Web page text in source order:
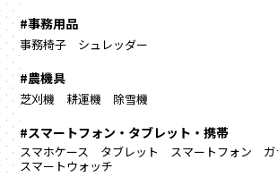
#事務用品
事務椅子 シュレッダー
#農機具
芝刈機 耕運機 除雪機
#スマートフォン・タブレット・携帯
スマホケース タブレット スマートフォン
スマートウォッチ